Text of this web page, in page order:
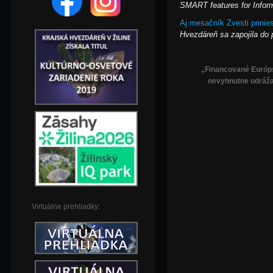
Virtuálne prehliadky:
SMART features for
Aj mesačník Zvesti
Hvezdáreň sa zapojila do
„Financované
nevyhnutne